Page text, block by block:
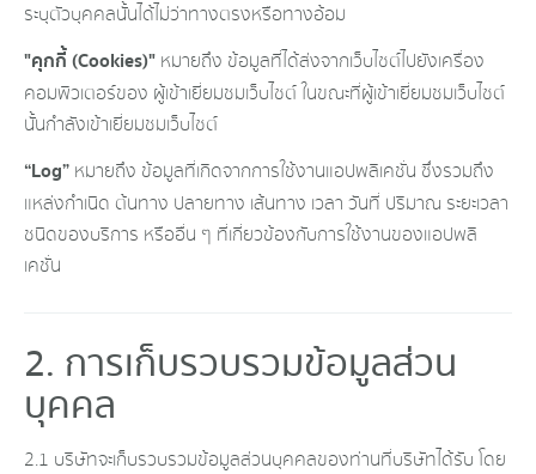
ระบุตัวบุคคลนั้นได้ไม่ว่าทางตรงหรือทางอ้อม
"คุกกี้ (Cookies)" หมายถึง ข้อมูลที่ได้ส่งจากเว็บไซต์ไปยังเครื่อง
คอมพิวเตอร์ของ ผู้เข้าเยี่ยมชมเว็บไซต์ ในขณะที่ผู้เข้าเยี่ยมชมเว็บไซต์
นั้นกำลังเข้าเยี่ยมชมเว็บไซต์
“Log” หมายถึง ข้อมูลที่เกิดจากการใช้งานแอปพลิเคชั่น ซึ่งรวมถึง
แหล่งกำเนิด ต้นทาง ปลายทาง เส้นทาง เวลา วันที่ ปริมาณ ระยะเวลา
ชนิดของบริการ หรืออื่น ๆ ที่เกี่ยวข้องกับการใช้งานของแอปพลิ
เคชั่น
2. การเก็บรวบรวมข้อมูลส่วน
บุคคล
2.1 บริษัทจะเก็บรวบรวมข้อมูลส่วนบุคคลของท่านที่บริษัทได้รับ โดย